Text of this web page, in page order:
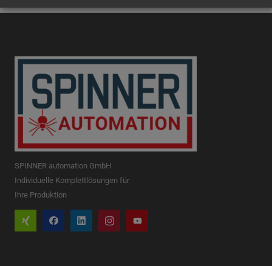
SPINNER automation GmbH
Individuelle Komplettlösungen für
Ihre Produktion